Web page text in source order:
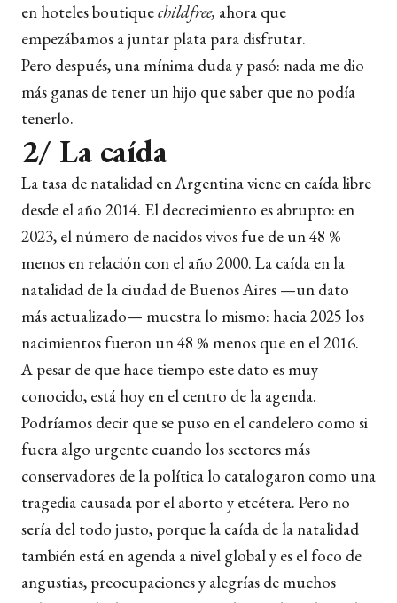
en hoteles boutiquechildfree, ahora que
empezábamos a juntar plata para disfrutar.
Pero después, una mínima duda y pasó: nada me dio
más ganas de tener un hijo que saber que no podía
tenerlo.
2/ La caída
La tasa de natalidad en Argentina viene en caída libre
desde el año 2014. El decrecimiento es abrupto: en
2023, el número de nacidos vivos fue de un 48 %
menos en relación con el año 2000. La caída en la
natalidad de la ciudad de Buenos Aires —un dato
más actualizado— muestra lo mismo: hacia 2025 los
nacimientos fueron un 48 % menos que en el 2016.
A pesar de que hace tiempo este dato es muy
conocido, está hoy en el centro de la agenda.
Podríamos decir que se puso en el candelero como si
fuera algo urgente cuando los sectores más
conservadores de la política lo catalogaron como una
tragedia causada por el aborto y etcétera. Pero no
sería del todo justo, porque la caída de la natalidad
también está en agenda a nivel global y es el foco de
angustias, preocupaciones y alegrías de muchos